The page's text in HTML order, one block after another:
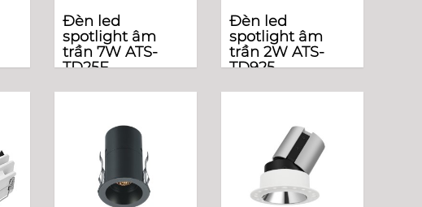
Đèn led
spotlight âm
trần 7W ATS-
TD25F
Đèn led
spotlight âm
trần 2W ATS-
TD925